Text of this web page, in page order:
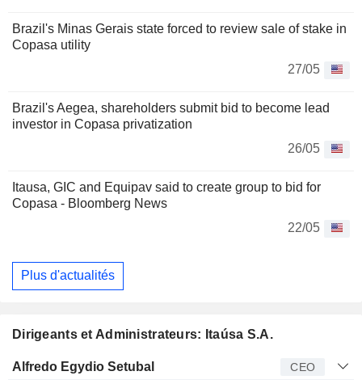
Brazil's Minas Gerais state forced to review sale of stake in
Copasa utility
27/05
Brazil's Aegea, shareholders submit bid to become lead
investor in Copasa privatization
26/05
Itausa, GIC and Equipav said to create group to bid for
Copasa - Bloomberg News
22/05
Plus d'actualités
Dirigeants et Administrateurs: Itaúsa S.A.
Dirigeant Titre Age Depuis
Alfredo Egydio Setubal CEO